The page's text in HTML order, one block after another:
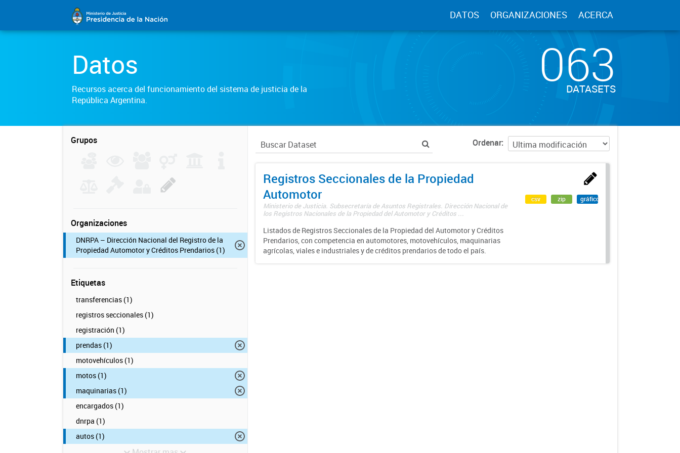
DATOS ORGANIZACIONES ACERCA
Datos
Recursos acerca del funcionamiento del sistema de justicia de la
República Argentina.
063
DATASETS
Grupos
Organizaciones
DNRPA – Dirección Nacional del Registro de la
Propiedad Automotor y Créditos Prendarios (1)
Etiquetas
transferencias (1)
registros seccionales (1)
registración (1)
prendas (1)
motovehículos (1)
motos (1)
maquinarias (1)
encargados (1)
dnrpa (1)
autos (1)
Ordenar
Registros Seccionales de la Propiedad
Automotor
Ministerio de Justicia. Subsecretaría de Asuntos Registrales. Dirección Nacional de
los Registros Nacionales de la Propiedad del Automotor y Créditos ...
Listados de Registros Seccionales de la Propiedad del Automotor y Créditos
Prendarios, con competencia en automotores, motovehículos, maquinarias
agrícolas, viales e industriales y de créditos prendarios de todo el país.
csv zip gráfico